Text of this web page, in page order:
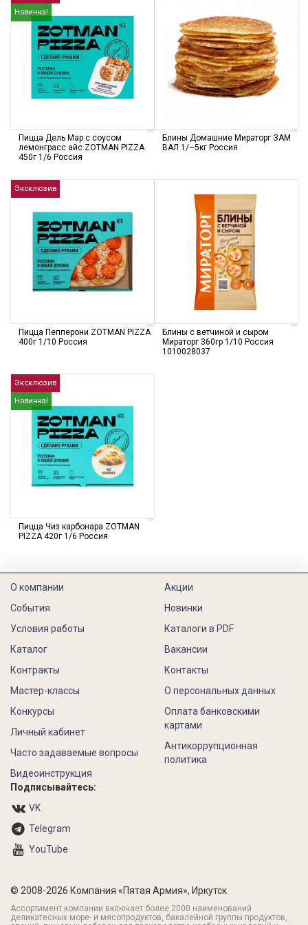
Новинка!
Пицца Дель Мар с соусом
лемонграсс айс ZOTMAN PIZZA
450г 1/6 Россия
Блины Домашние Мираторг ЗАМ
ВАЛ 1/~5кг Россия
Эксклюзив
Пицца Пепперони ZOTMAN PIZZA
400г 1/10 Россия
Блины с ветчиной и сыром
Мираторг 360гр 1/10 Россия
1010028037
Эксклюзив
Новинка!
Пицца Чиз карбонара ZOTMAN
PIZZA 420г 1/6 Россия
О компании
События
Условия работы
Каталог
Контракты
Акции
Новинки
Каталоги в PDF
Вакансии
Контакты
Мастер-классы
Конкурсы
Личный кабинет
Часто задаваемые вопросы
Видеоинструкция
О персональных данных
Оплата банковскими
картами
Антикоррупционная
политика
Подписывайтесь:
VK
Telegram
YouTube
© 2008-2026 Компания «Пятая Армия», Иркутск
Ассортимент компании включает более 2000 наименований
деликатесных море- и мясопродуктов, бакалейной группы продуктов,